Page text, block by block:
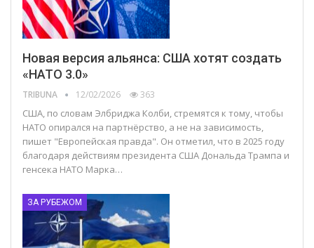
Новая версия альянса: США хотят создать
«НАТО 3.0»
TRIBUNA 12/02/2026 363
США, по словам Элбриджа Колби, стремятся к тому, чтобы
НАТО опирался на партнёрство, а не на зависимость,
пишет "Европейская правда". Он отметил, что в 2025 году
благодаря действиям президента США Дональда Трампа и
генсека НАТО Марка…
ЗА РУБЕЖОМ